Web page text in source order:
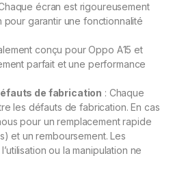
écran est rigoureusement
pour garantir une fonctionnalité
conçu pour Oppo A15 et
parfait et une performance
de fabrication : Chaque
les défauts de fabrication. En cas
pour un remplacement rapide
et un remboursement. Les
ou la manipulation ne